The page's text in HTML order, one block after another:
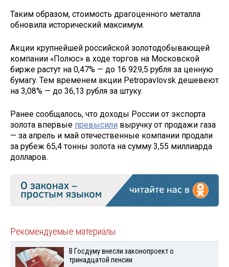
Таким образом, стоимость драгоценного металла
обновила исторический максимум.
Акции крупнейшей российской золотодобывающей
компании «Полюс» в ходе торгов на Московской
бирже растут на 0,47% — до 16 929,5 рубля за ценную
бумагу. Тем временем акции Petropavlovsk дешевеют
на 3,08% — до 36,13 рубля за штуку.
Ранее сообщалось, что доходы России от экспорта
золота впервые превысили выручку от продажи газа
— за апрель и май отечественные компании продали
за рубеж 65,4 тонны золота на сумму 3,55 миллиарда
долларов.
Рекомендуемые материалы
В Госдуму внесли законопроект о
тринадцатой пенсии